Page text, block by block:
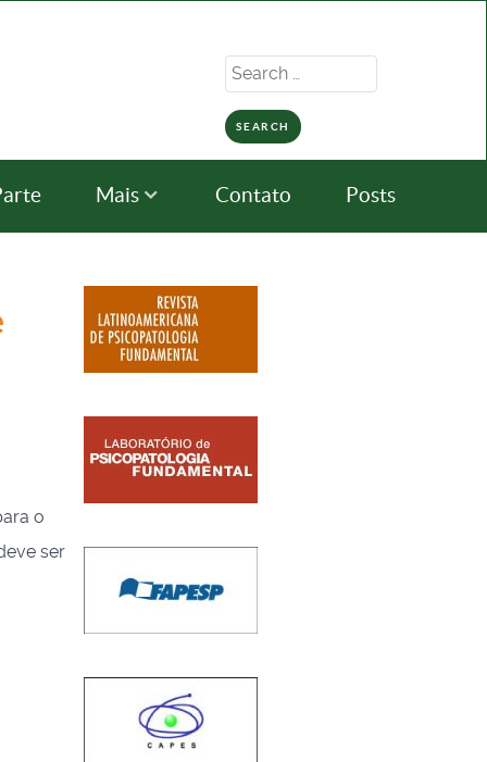
Search
for:
Mais Contato Posts
o
ser